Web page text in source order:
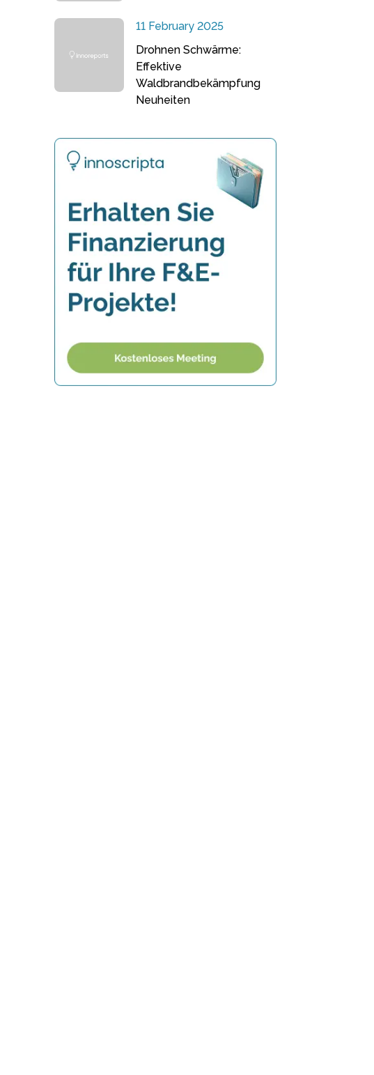
11 February 2025
Drohnen Schwärme:
Effektive
Waldbrandbekämpfung
Neuheiten